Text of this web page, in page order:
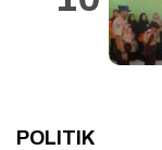
POLITIK